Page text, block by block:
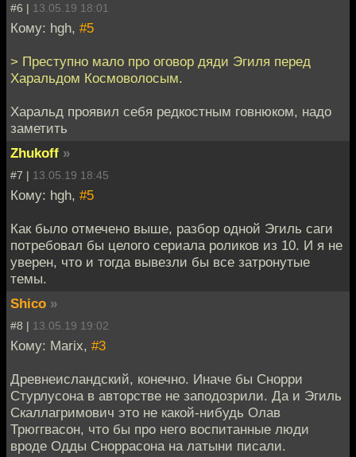
#6 | 13.05.19 18:01
Кому: hgh, #5
> Преступно мало про оговор дяди Эгиля перед
Харальдом Космоволосым.
Харальд проявил себя редкостным говнюком, надо
заметить
Zhukoff »
#7 | 13.05.19 18:45
Кому: hgh, #5
Как было отмечено выше, разбор одной Эгиль саги
потребовал бы целого сериала роликов из 10. И я не
уверен, что и тогда вывезли бы все затронутые
темы.
Shico »
#8 | 13.05.19 19:02
Кому: Marix, #3
Древнеисландский, конечно. Иначе бы Снорри
Стурлусона в авторстве не заподозрили. Да и Эгиль
Скаллагримович это не какой-нибудь Олав
Трюггвасон, что бы про него воспитанные люди
вроде Одды Сноррасона на латыни писали.